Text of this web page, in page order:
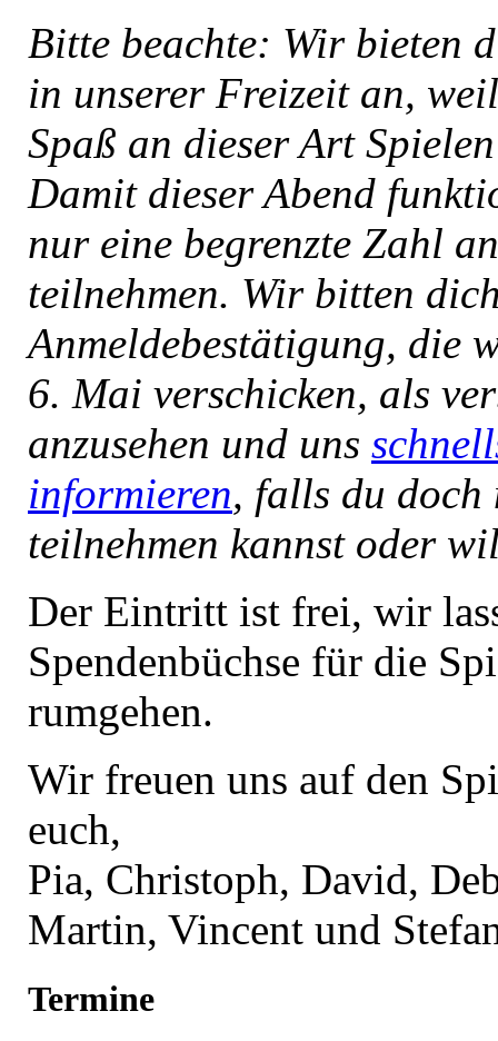
Bitte beachte: Wir bieten
in unserer Freizeit an,
Spaß an dieser Art
Damit dieser Abend
nur eine begrenzte Zahl
teilnehmen. Wir bitten
Anmeldebestätigung, die
6. Mai verschicken, als
anzusehen und uns
informieren, falls du doch
teilnehmen kannst oder
Der Eintritt ist frei, wir
Spendenbüchse für die
rumgehen.
Wir freuen uns auf den
euch,
Pia, Christoph, David,
Martin, Vincent und
Termine